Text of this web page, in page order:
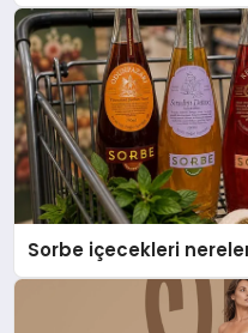
Sorbe içecekleri